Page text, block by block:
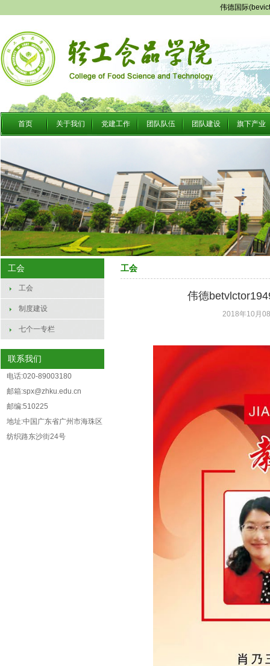
伟德国际
首页 关于我们 党建工作 团队队伍 团队建设 旗下产业
工会
工会
制度建设
七个一专栏
联系我们
电话:020-89003180
邮箱:spx@zhku.edu.cn
邮编:510225
地址:中国广东省广州市海珠区
纺织路东沙街24号
工会
伟德
2018年10月